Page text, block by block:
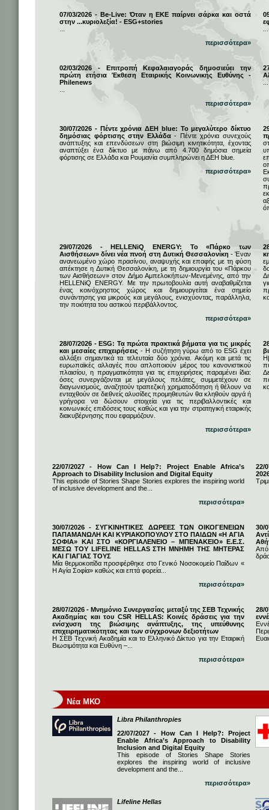
07/03/2026 - Be-Live: Όταν η ΕΚΕ παίρνει σάρκα και οστά
στην ...κυριολεξία! - ESG+stories
περισσότερα»
02/03/2026 - Επιτροπή Κεφαλαιαγοράς δημοσιεύει την
πρώτη ετήσια Έκθεση Εταιρικής Κοινωνικής Ευθύνης -
Philenews
περισσότερα»
30/07/2026 - Πέντε χρόνια ΔΕΗ blue: Το μεγαλύτερο δίκτυο
δημόσιας φόρτισης στην Ελλάδα- Πέντε χρόνια συνεχούς
ανάπτυξης και επενδύσεων στη βιώσιμη κινητικότητα, έχοντας
αναπτύξει ένα δίκτυο με πάνω από 4.700 δημόσια σημεία
φόρτισης σε Ελλάδα και Ρουμανία συμπληρώνει η ΔΕΗ blue.
περισσότερα»
29/07/2026 - HELLENiQ ENERGY: Το «Πάρκο των
Αισθήσεων» δίνει νέα πνοή στη Δυτική Θεσσαλονίκη - Έναν
ανανεωμένο χώρο πρασίνου, αναψυχής και επαφής με τη φύση
απέκτησε η Δυτική Θεσσαλονίκη, με τη δημιουργία του «Πάρκου
των Αισθήσεων» στον Δήμο Αμπελοκήπων-Μενεμένης, από την
HELLENiQ ENERGY. Με την πρωτοβουλία αυτή αναβαθμίζεται
ένας κοινόχρηστος χώρος και δημιουργείται ένα σημείο
συνάντησης για μικρούς και μεγάλους, ενισχύοντας, παράλληλα,
την ποιότητα του αστικού περιβάλλοντος.
περισσότερα»
28/07/2026 - ESG: Τα πρώτα πρακτικά βήματα για τις μικρές
και μεσαίες επιχειρήσεις - Η συζήτηση γύρω από το ESG έχει
αλλάξει σημαντικά τα τελευταία δύο χρόνια. Ακόμη και μετά τις
ευρωπαϊκές αλλαγές που απλοποιούν μέρος του κανονιστικού
πλαισίου, η πραγματικότητα για τις επιχειρήσεις παραμένει ίδια:
όσες συνεργάζονται με μεγάλους πελάτες, συμμετέχουν σε
διαγωνισμούς, αναζητούν τραπεζική χρηματοδότηση ή θέλουν να
ενταχθούν σε διεθνείς αλυσίδες προμηθευτών θα κληθούν αργά ή
γρήγορα να δώσουν στοιχεία για τις περιβαλλοντικές και
κοινωνικές επιδόσεις τους καθώς και για την στρατηγική εταιρικής
διακυβέρνησης που εφαρμόζουν.
περισσότερα»
22/07/2027 - How Can I Help?: Project Enable Africa’s
Approach to Disability Inclusion and Digital Equity
This episode of Stories Shape Stories explores the inspiring world
of inclusive development and the...
περισσότερα»
22/
30/07/2026 - ΣΥΓΚΙΝΗΤΙΚΕΣ ΔΩΡΕΕΣ ΤΩΝ ΟΙΚΟΓΕΝΕΙΩΝ
ΠΑΠΑΜΑΝΩΛΗ ΚΑΙ ΚΥΡΙΑΚΟΠΟΥΛΟΥ ΣΤΟ ΠΑΙΔΩΝ «Η ΑΓΙΑ
ΣΟΦΙΑ» ΚΑΙ ΣΤΟ «ΚΟΡΓΙΑΛΕΝΕΙΟ – ΜΠΕΝΑΚΕΙΟ» Ε.Ε.Σ.
ΜΕΣΩ ΤΟΥ LIFELINE HELLAS ΣΤΗ ΜΝΗΜΗ ΤΗΣ ΜΗΤΕΡΑΣ
ΚΑΙ ΓΙΑΓΙΑΣ ΤΟΥΣ
Μία θερμοκοιτίδα προσφέρθηκε στο Γενικό Νοσοκομείο Παίδων «
Η Αγία Σοφία» καθώς και επτά φορεία...
περισσότερα»
30/
Από
28/07/2026 - Μνημόνιο Συνεργασίας μεταξύ της ΣΕΒ Τεχνικής
Ακαδημίας και του CSR HELLAS: Κοινές δράσεις για την
ενίσχυση της βιώσιμης ανάπτυξης, της υπεύθυνης
επιχειρηματικότητας και των σύγχρονων δεξιοτήτων
Η ΣΕΒ Τεχνική Ακαδημία και το Ελληνικό Δίκτυο για την Εταιρική
Βιωσιμότητα και Ευθύνη –...
περισσότερα»
28/
Νέα ΜΚΟ
Libra Philanthropies
22/07/2027 - How Can I Help?: Project
Enable Africa’s Approach to Disability
Inclusion and Digital Equity
This episode of Stories Shape Stories
explores the inspiring world of inclusive
development and the...
περισσότερα»
Lifeline Hellas